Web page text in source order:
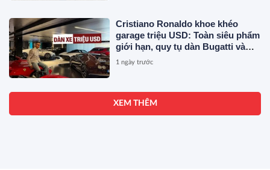
Cristiano Ronaldo khoe khéo
garage triệu USD: Toàn siêu phẩm
giới hạn, quy tụ dàn Bugatti và
Ferrari đắt đỏ
1 ngày trước
XEM THÊM